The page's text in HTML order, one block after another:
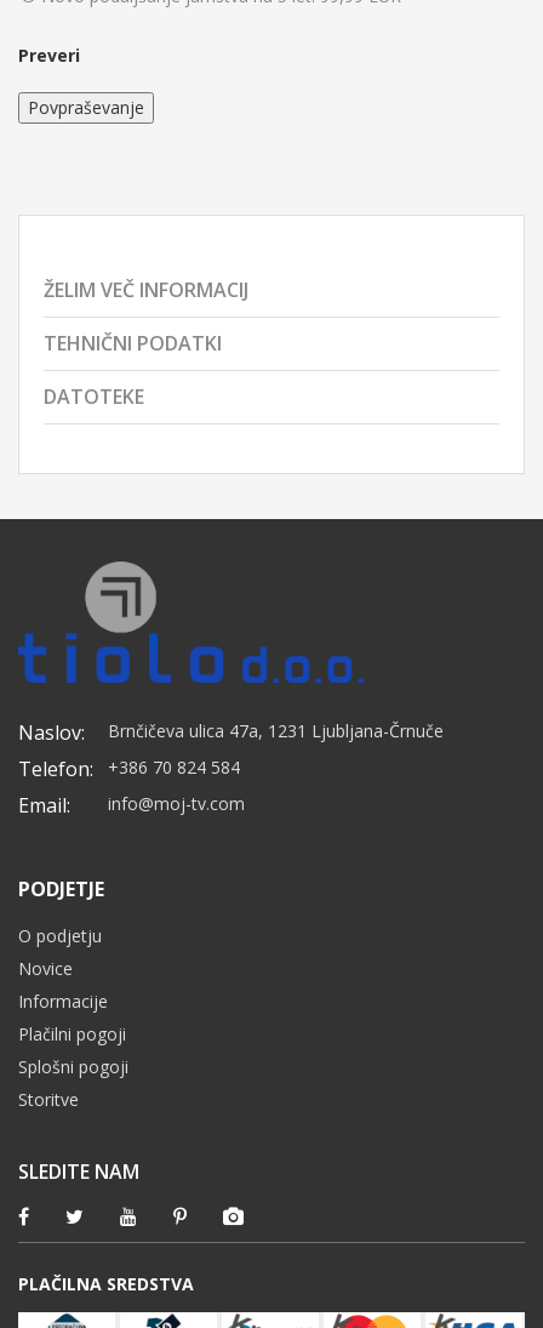
Preveri
Povpraševanje
ŽELIM VEČ INFORMACIJ
TEHNIČNI PODATKI
DATOTEKE
Naslov: Brnčičeva ulica 47a, 1231 Ljubljana-Črnuče
Telefon: +386 70 824 584
Email: info@moj-tv.com
PODJETJE
O podjetju
Novice
Informacije
Plačilni pogoji
Splošni pogoji
Storitve
SLEDITE NAM
PLAČILNA SREDSTVA